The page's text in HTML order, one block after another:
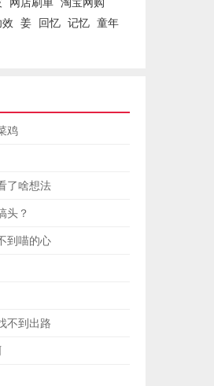
姜 回忆 记忆 童年
鸡
了啥想法
头？
到喵的心
不到出路